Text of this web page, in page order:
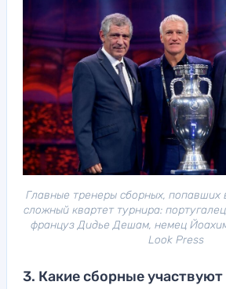
Главные тренеры сборных, попавших
сложный квартет турнира:
француз Дидье Дешам, немец
Look Press
3. Какие сборные